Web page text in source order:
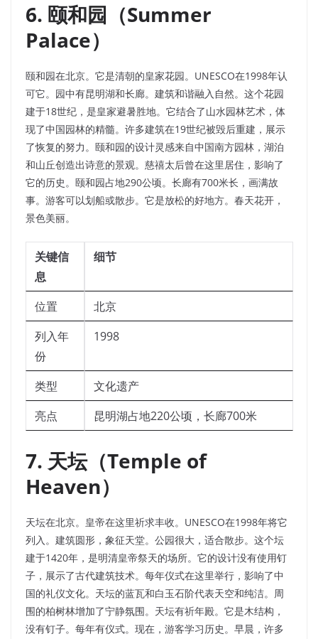
6. 颐和园（Summer
Palace）
颐和园在北京。它是清朝的皇家花园。UNESCO在1998年认
可它。园中有昆明湖和长廊。建筑和谐融入自然。这个花园
建于18世纪，是皇家避暑胜地。它结合了山水园林艺术，体
现了中国园林的精髓。许多建筑在19世纪被毁后重建，展示
了恢复的努力。颐和园的设计灵感来自中国南方园林，湖泊
和山丘创造出诗意的景观。慈禧太后曾在这里居住，影响了
它的历史。颐和园占地290公顷。长廊有700米长，画满故
事。游客可以划船或散步。它是放松的好地方。春天花开，
景色美丽。
关键信
息
细节
位置
北京
列入年
份
1998
类型
文化遗产
亮点
昆明湖占地220公顷，长廊700米
7. 天坛（Temple of
Heaven）
天坛在北京。皇帝在这里祈求丰收。UNESCO在1998年将它
列入。建筑圆形，象征天堂。公园很大，适合散步。这个坛
建于1420年，是明清皇帝祭天的场所。它的设计没有使用钉
子，展示了古代建筑技术。每年仪式在这里举行，影响了中
国的礼仪文化。天坛的蓝瓦和白玉石阶代表天空和纯洁。周
围的柏树林增加了宁静氛围。天坛有祈年殿。它是木结构，
没有钉子。每年有仪式。现在，游客学习历史。早晨，许多